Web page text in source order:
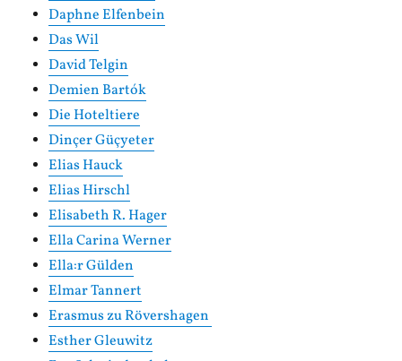
Daphne Elfenbein
Das Wil
David Telgin
Demien Bartók
Die Hoteltiere
Dinçer Güçyeter
Elias Hauck
Elias Hirschl
Elisabeth R. Hager
Ella Carina Werner
Ella:r Gülden
Elmar Tannert
Erasmus zu Rövershagen
Esther Gleuwitz